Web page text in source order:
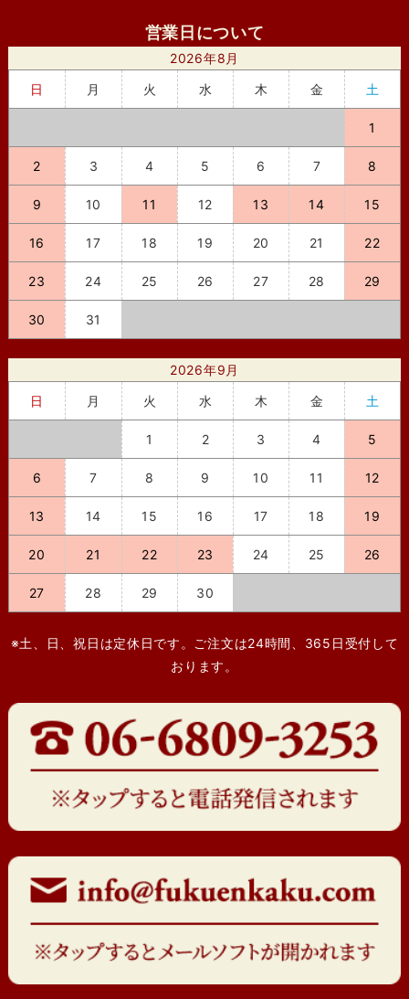
営業日について
2026年8月
日
月 火 水 木 金 土
1
2 3 4 5 6 7 8
9 10 11 12 13 14 15
16 17 18 19 20 21 22
23 24 25 26 27 28 29
30 31
2026年9月
日
月 火 水 木 金 土
1 2 3 4 5
6 7 8 9 10 11 12
13 14 15 16 17 18 19
20 21 22 23 24 25 26
27 28 29 30
※土、日、祝日は定休日です。ご注文は24時間、365日受付して
おります。